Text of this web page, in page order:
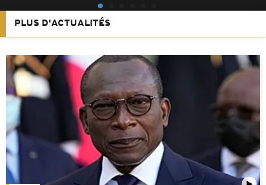
PLUS D'ACTUALITÉS